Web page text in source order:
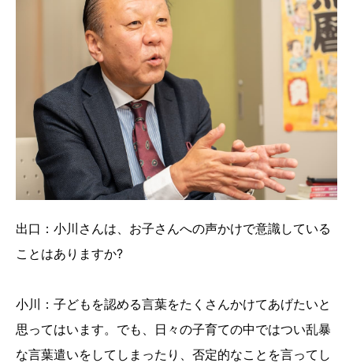
出口：小川さんは、お子さんへの声かけで意識している
ことはありますか?
小川：子どもを認める言葉をたくさんかけてあげたいと
思ってはいます。でも、日々の子育ての中ではつい乱暴
な言葉遣いをしてしまったり、否定的なことを言ってし